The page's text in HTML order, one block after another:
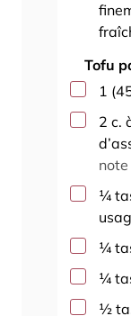
Tofu
▢1 (
▢
2 c.
note
▢
¼
▢
¼
▢
¼
▢
½